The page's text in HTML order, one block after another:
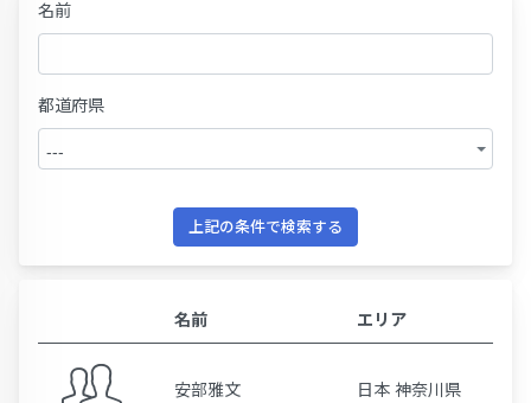
名前
都道府県
---
上記の条件で検索する
名前 エリア
安部雅文 日本 神奈川県